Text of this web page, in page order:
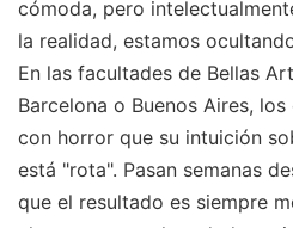
cómoda, pero
la realidad, estamos
En las facultades de Bellas
Barcelona o Buenos Aires,
con horror que su intuición
está "rota". Pasan semanas
que el resultado es siempre